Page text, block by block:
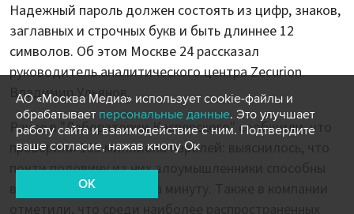
Надежный пароль должен состоять из цифр, знаков,
заглавных и строчных букв и быть длиннее 12
символов. Об этом Москве 24 рассказал
руководитель аналитического центра Zecurion
Владимир Ульянов.
Ранее в "Лаборатории Касперского" сообщили, что
проверили 193 миллиона паролей: выяснилось, что
почти половину из них злоумышленники способны
взломать меньше чем за минуту. Также в компании
АО «Москва Медиа» использует cookie-файлы и
обрабатывает персональные данные. Это улучшает
работу сайта и взаимодействие с ним. Подтвердите
ваше согласие, нажав кнопу Ок
OK